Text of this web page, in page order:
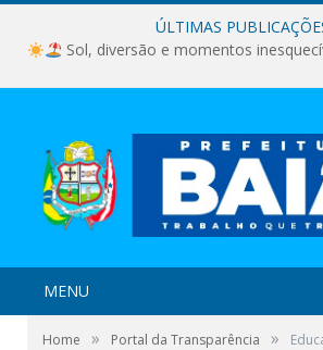
ÚLTIMAS
Sol, diversão e momentos
MENU
Home » Portal da Transparência »